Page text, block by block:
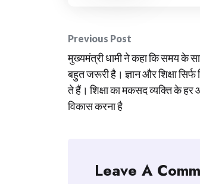
Post
navigation
Previous Post
मुख्यमंत्री धामी ने कहा कि समय के
बहुत जरूरी है। ज्ञान और शिक्षा सिर्फ
ते हैं। शिक्षा का मकसद व्यक्ति के
विकास करना है
Leave A